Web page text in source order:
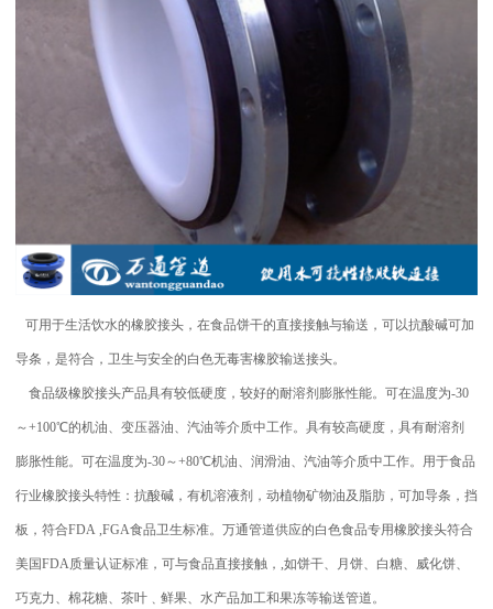
可用于生活饮水的橡胶接头，在食品饼干的直接接触与输送，可以抗酸碱可加
导条，是符合，卫生与安全的白色无毒害橡胶输送接头。
食品级橡胶接头产品具有较低硬度，较好的耐溶剂膨胀性能。可在温度为-30
～+100℃的机油、变压器油、汽油等介质中工作。具有较高硬度，具有耐溶剂
膨胀性能。可在温度为-30～+80℃机油、润滑油、汽油等介质中工作。用于食品
行业橡胶接头特性：抗酸碱，有机溶液剂，动植物矿物油及脂肪，可加导条，挡
板，符合FDA ,FGA食品卫生标准。万通管道供应的白色食品专用橡胶接头符合
美国FDA质量认证标准，可与食品直接接触，,如饼干、月饼、白糖、威化饼、
巧克力、棉花糖、茶叶﹑鲜果、水产品加工和果冻等输送管道。